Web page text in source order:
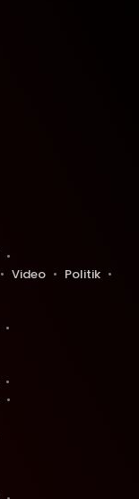
Video
Politik